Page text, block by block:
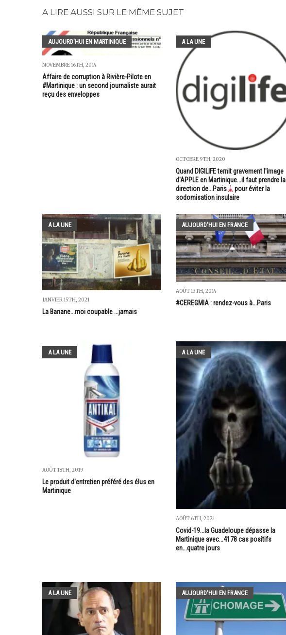
A LIRE AUSSI SUR LE MÊME SUJET
AUJOURD'HUI EN MARTINIQUE
NOVEMBRE 16TH, 2014
Affaire de corruption à Rivière-Pilote en
#Martinique : un second journaliste aurait
reçu des enveloppes
A LA UNE
OCTOBRE 9TH, 2020
Quand DIGILIFE ternit gravement l'image
d'APPLE en Martinique...il faut prendre la
direction de...Paris
pour éviter la
sodomisation insulaire
A LA UNE
JANVIER 15TH, 2021
La Banane...moi coupable ...jamais
AUJOURD'HUI EN FRANCE
AOÛT 13TH, 2014
#CEREGMIA : rendez-vous à...Paris
A LA UNE
AOÛT 18TH, 2019
Le produit d'entretien préféré des élus en
Martinique
A LA UNE
AOÛT 6TH, 2021
Covid-19...la Guadeloupe dépasse la
Martinique avec...4178 cas positifs
en...quatre jours
A LA UNE AUJOURD'HUI EN FRANCE